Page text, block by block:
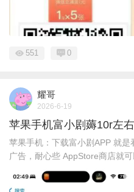
551 0
耀哥
2026-6-19
苹果手机富小剧薅10r左
苹果手机：下载富小剧APP 就
广告，耐心些 AppStore商店就可